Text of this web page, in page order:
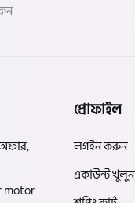
অফার,
motor
প্রোফাইল
লগইন করুন
একাউন্ট খুলুন